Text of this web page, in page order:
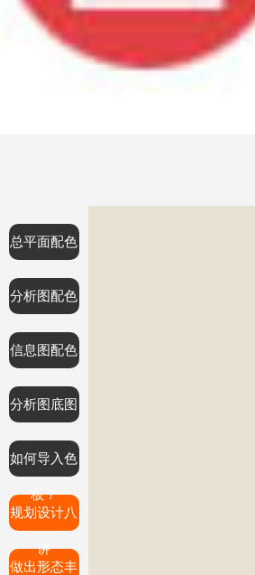
总平面配色
分析图配色
信息图配色
分析图底图
如何导入色
板？
规划设计八
讲
做出形态丰